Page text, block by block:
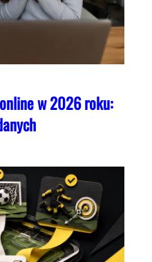
w 2026 roku: